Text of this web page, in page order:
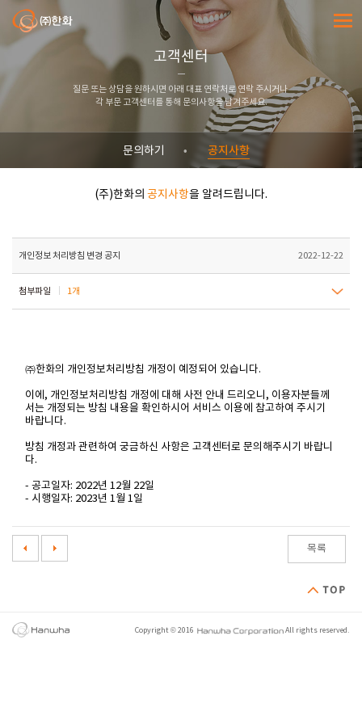
㈜한화 전체
고객센터
질문 또는 상담을 원하시면 아래 대표 연락처로 연락 주시거나
각 부문 고객센터를 통해 문의사항을 남겨주세요.
문의하기 공지사항
(주)한화의 공지사항을 알려드립니다.
개인정보 처리방침 변경 공지 2022-12-22
첨부파일 1개
㈜한화의 개인정보처리방침 개정이 예정되어 있습니다.
이에, 개인정보처리방침 개정에 대해 사전 안내 드리오니, 이용자분들께
서는 개정되는 방침 내용을 확인하시어 서비스 이용에 참고하여 주시기
바랍니다.
방침 개정과 관련하여 궁금하신 사항은 고객센터로 문의해주시기 바랍니
다.
- 공고일자: 2022년 12월 22일
- 시행일자: 2023년 1월 1일
목록
Copyright © 2016 All rights reserved.